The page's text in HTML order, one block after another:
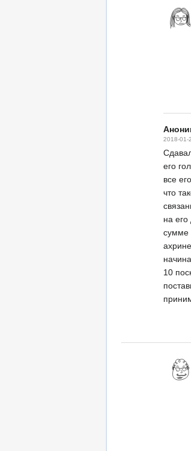
2018-01-
его
все
что
на
сумме
10